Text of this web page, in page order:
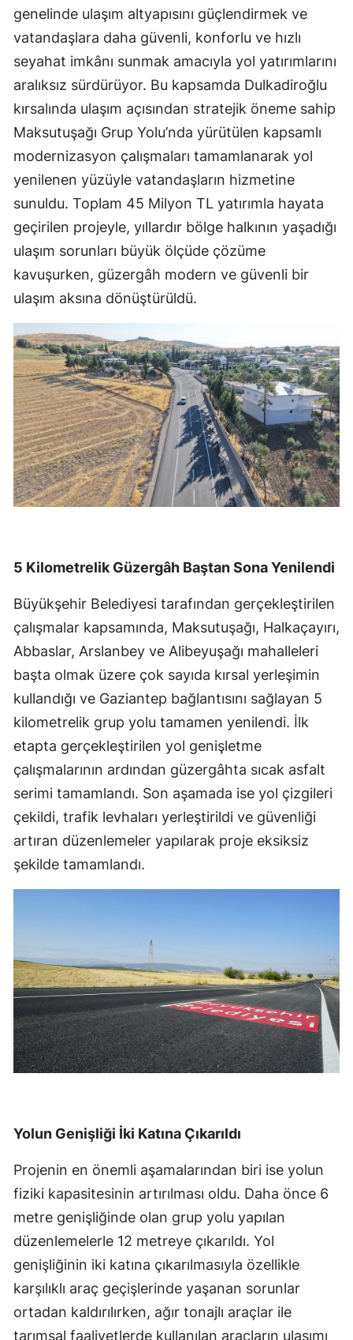
genelinde ulaşım altyapısını güçlendirmek ve
vatandaşlara daha güvenli, konforlu ve hızlı
seyahat imkânı sunmak amacıyla yol yatırımlarını
aralıksız sürdürüyor. Bu kapsamda Dulkadiroğlu
kırsalında ulaşım açısından stratejik öneme sahip
Maksutuşağı Grup Yolu’nda yürütülen kapsamlı
modernizasyon çalışmaları tamamlanarak yol
yenilenen yüzüyle vatandaşların hizmetine
sunuldu. Toplam 45 Milyon TL yatırımla hayata
geçirilen projeyle, yıllardır bölge halkının yaşadığı
ulaşım sorunları büyük ölçüde çözüme
kavuşurken, güzergâh modern ve güvenli bir
ulaşım aksına dönüştürüldü.
5 Kilometrelik Güzergâh Baştan Sona Yenilendi
Büyükşehir Belediyesi tarafından gerçekleştirilen
çalışmalar kapsamında, Maksutuşağı, Halkaçayırı,
Abbaslar, Arslanbey ve Alibeyuşağı mahalleleri
başta olmak üzere çok sayıda kırsal yerleşimin
kullandığı ve Gaziantep bağlantısını sağlayan 5
kilometrelik grup yolu tamamen yenilendi. İlk
etapta gerçekleştirilen yol genişletme
çalışmalarının ardından güzergâhta sıcak asfalt
serimi tamamlandı. Son aşamada ise yol çizgileri
çekildi, trafik levhaları yerleştirildi ve güvenliği
artıran düzenlemeler yapılarak proje eksiksiz
şekilde tamamlandı.
Yolun Genişliği İki Katına Çıkarıldı
Projenin en önemli aşamalarından biri ise yolun
fiziki kapasitesinin artırılması oldu. Daha önce 6
metre genişliğinde olan grup yolu yapılan
düzenlemelerle 12 metreye çıkarıldı. Yol
genişliğinin iki katına çıkarılmasıyla özellikle
karşılıklı araç geçişlerinde yaşanan sorunlar
ortadan kaldırılırken, ağır tonajlı araçlar ile
tarımsal faaliyetlerde kullanılan araçların ulaşımı